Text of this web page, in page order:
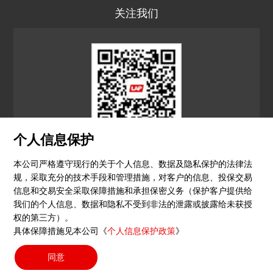
个人信息保护
本公司严格遵守现行的关于个人信息、数据及隐私保护的法律法
规，采取充分的技术手段和管理措施，对客户的信息、投保交易
信息和交易安全采取保障措施和承担保密义务（保护客户提供给
我们的个人信息、数据和隐私不受到非法的泄露或披露给未获授
权的第三方）。
具体保障措施见本公司《个人信息保护政策》
同意
关注我们
© 2026 镭尔谱激光应用技术（上海）有限公司
隐私政策 印记沪ICP备15051604号-4 （沪）-非经营
性-2023-0290
Search